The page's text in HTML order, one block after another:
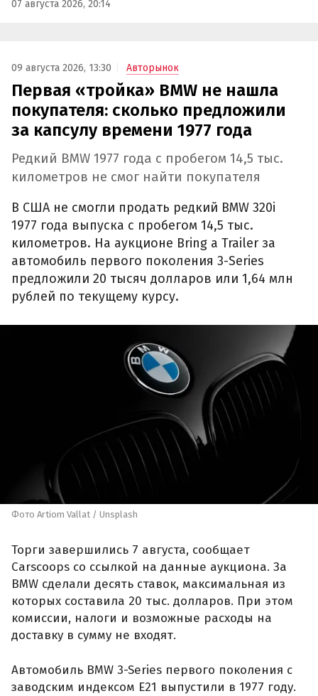
07 августа 2026, 20:14
09 августа 2026, 13:30 Авторынок
Первая «тройка» BMW не нашла
покупателя: сколько предложили
за капсулу времени 1977 года
Редкий BMW 1977 года с пробегом 14,5 тыс.
километров не смог найти покупателя
В США не смогли продать редкий BMW 320i
1977 года выпуска с пробегом 14,5 тыс.
километров. На аукционе Bring a Trailer за
автомобиль первого поколения 3-Series
предложили 20 тысяч долларов или 1,64 млн
рублей по текущему курсу.
Фото Artiom Vallat / Unsplash
Торги завершились 7 августа, сообщает
Carscoops со ссылкой на данные аукциона. За
BMW сделали десять ставок, максимальная из
которых составила 20 тыс. долларов. При этом
комиссии, налоги и возможные расходы на
доставку в сумму не входят.
Автомобиль BMW 3-Series первого поколения с
заводским индексом E21 выпустили в 1977 году.